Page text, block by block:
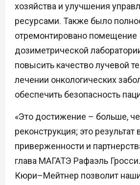
хозяйства и улучшения
ресурсами. Также было
отремонтировано помещение
дозиметрической
повысить качество лучевой
лечении онкологических
обеспечить безопасность
«Это достижение – больше,
реконструкция; это результат
приверженности и
глава МАГАТЭ Рафаэль
Кюри–Мейтнер позволит